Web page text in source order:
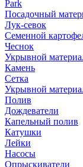
Park
Посадочный
Лук-севок
Семенной
Чеснок
Укрывной
Камень
Сетка
Укрывной
Полив
Дождеватели
Капельный полив
Катушки
Лейки
Насосы
Опрыскиватели